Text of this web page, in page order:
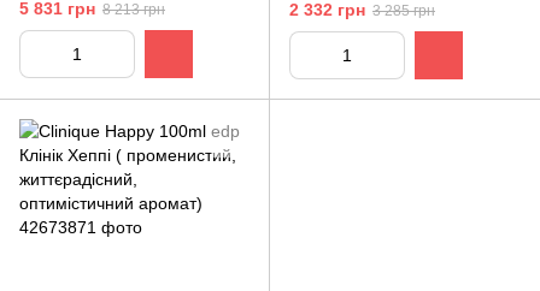
5 831 грн 8 213 грн 2 332 грн 3 285 грн